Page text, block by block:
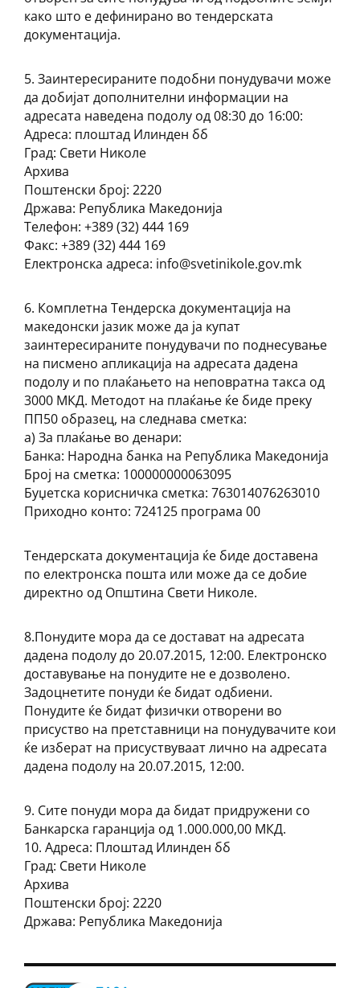
како што е дефинирано во тендерската
документација.
5. Заинтересираните подобни понудувачи може
да добијат дополнителни информации на
адресата наведена подолу од 08:30 до 16:00:
Адреса: плоштад Илинден бб
Град: Свети Николе
Архива
Поштенски број: 2220
Држава: Република Македонија
Телефон: +389 (32) 444 169
Факс: +389 (32) 444 169
Електронска адреса: info@svetinikole.gov.mk
6. Комплетна Тендерска документација на
македонски јазик може да ја купат
заинтересираните понудувачи по поднесување
на писмено апликација на адресата дадена
подолу и по плаќањето на неповратна такса од
3000 МКД. Методот на плаќање ќе биде преку
ПП50 образец, на следнава сметка:
a) За плаќање во денари:
Банка: Народна банка на Република Македонија
Број на сметка: 100000000063095
Буџетска корисничка сметка: 763014076263010
Приходно конто: 724125 програма 00
Тендерската документација ќе биде доставена
по електронска пошта или може да се добие
директно од Општина Свети Николе.
8.Понудите мора да се достават на адресата
дадена подолу до 20.07.2015, 12:00. Електронско
доставување на понудите не е дозволено.
Задоцнетите понуди ќе бидат одбиени.
Понудите ќе бидат физички отворени во
присуство на претставници на понудувачите кои
ќе изберат на присуствуваат лично на адресата
дадена подолу на 20.07.2015, 12:00.
9. Сите понуди мора да бидат придружени со
Банкарска гаранција од 1.000.000,00 МКД.
10. Адреса: Плоштад Илинден бб
Град: Свети Николе
Архива
Поштенски број: 2220
Држава: Република Македонија